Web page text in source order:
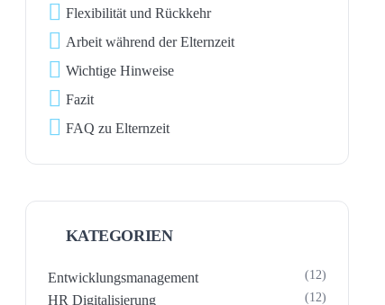
Flexibilität und Rückkehr
Arbeit während der Elternzeit
Wichtige Hinweise
Fazit
FAQ zu Elternzeit
KATEGORIEN
Entwicklungsmanagement (12)
HR Digitalisierung (12)